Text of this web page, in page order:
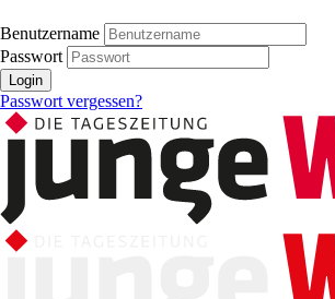
Benutzername
Passwort
Login
Passwort vergessen?